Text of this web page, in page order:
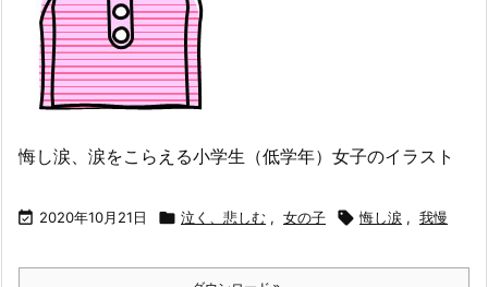
悔し涙、涙をこらえる小学生（低学年）女子のイラスト
 2020年10月21日  泣く、悲しむ , 女の子  悔し涙 , 我慢